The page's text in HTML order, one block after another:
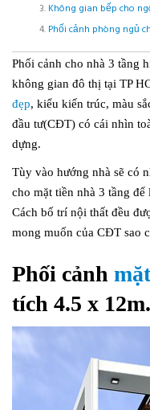
Không gian bếp cho
Phối cảnh phòng ngủ
Phối cảnh cho nhà 3 tầng
không gian đô thị tại TP
đẹp, kiểu kiến trúc, màu
đầu tư(CĐT) có cái nhìn
dựng.
Tùy vào hướng nhà sẽ có
cho mặt tiền nhà 3 tầng
Cách bố trí nội thất đều
mong muốn của CĐT sao
Phối cảnh
tích 4.5 x 12m.